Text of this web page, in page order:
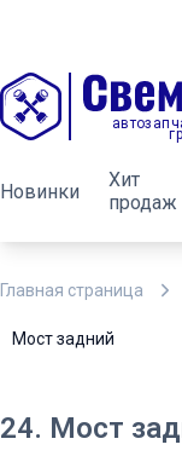
Новинки
Хит
продаж
Главная страница
Мост задний
24. Мост